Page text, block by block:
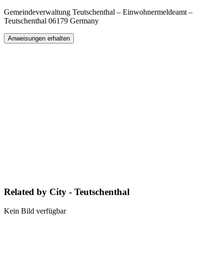
Gemeindeverwaltung Teutschenthal – Einwohnermeldeamt –
Teutschenthal 06179 Germany
Anweisungen erhalten
Related by City - Teutschenthal
Kein Bild verfügbar